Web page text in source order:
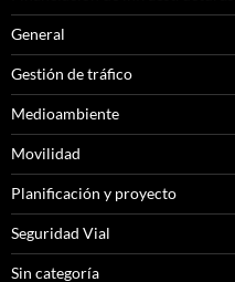
General
Gestión de tráfico
Medioambiente
Movilidad
Planificación y proyecto
Seguridad Vial
Sin categoría